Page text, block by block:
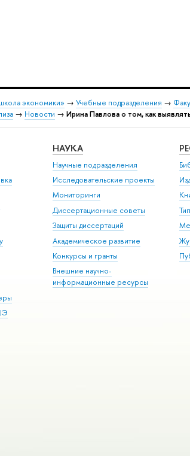
экономики» → Учебные подразделения →
→ Новости → Ирина Павлова о том, как
НАУКА
Научные подразделения
Исследовательские проекты
Мониторинги
Диссертационные советы
Защиты диссертаций
Академическое развитие
Конкурсы и гранты
Внешние научно-
информационные ресурсы